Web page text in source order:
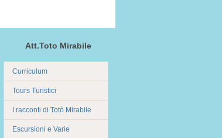
Att.Toto Mirabile
Curriculum
Tours Turistici
I racconti di Totò Mirabile
Escursioni e Varie